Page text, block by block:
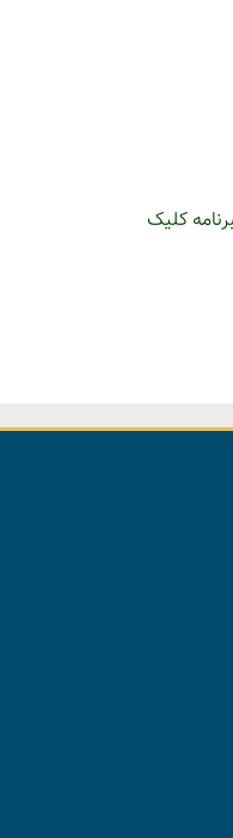
کلیک